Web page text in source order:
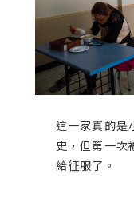
這一家真的是
史，但第一次
給征服了。